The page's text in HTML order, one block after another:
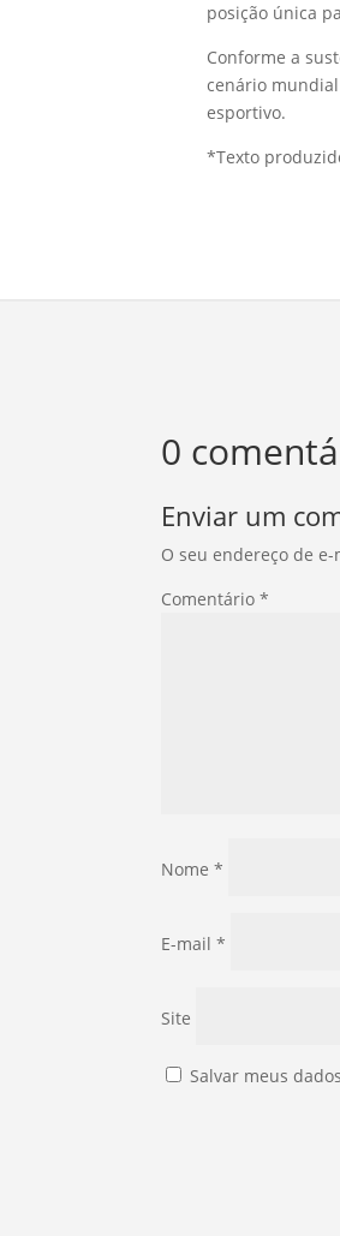
posição única
Conforme a
cenário
esportivo.
*Texto
0
Enviar um
O seu endereço de
Comentário*
Nome*
E-mail*
Site
Salvar meus